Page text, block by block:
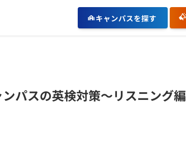
キャンパスを探す
パスの英検対策～リスニング編